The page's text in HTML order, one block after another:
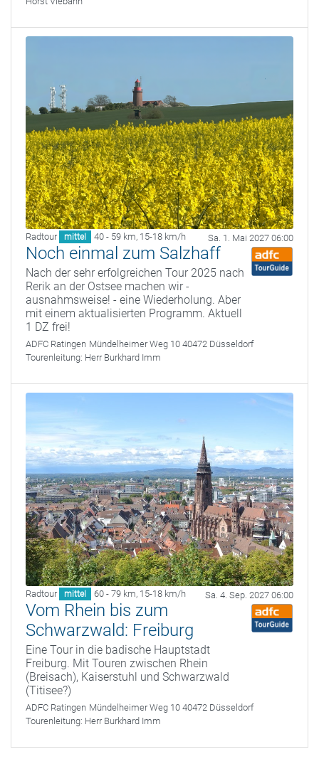
Radtour mittel 40 - 59 km, 15-18 km/h Sa. 1. Mai 2027 06:00
Noch einmal zum Salzhaff
Nach der sehr erfolgreichen Tour 2025 nach
Rerik an der Ostsee machen wir -
ausnahmsweise! - eine Wiederholung. Aber
mit einem aktualisierten Programm. Aktuell
1 DZ frei!
ADFC Ratingen Mündelheimer Weg 10 40472 Düsseldorf
Tourenleitung: Herr Burkhard Imm
Radtour mittel 60 - 79 km, 15-18 km/h Sa. 4. Sep. 2027 06:00
Vom Rhein bis zum
Schwarzwald: Freiburg
Eine Tour in die badische Hauptstadt
Freiburg. Mit Touren zwischen Rhein
(Breisach), Kaiserstuhl und Schwarzwald
(Titisee?)
ADFC Ratingen Mündelheimer Weg 10 40472 Düsseldorf
Tourenleitung: Herr Burkhard Imm